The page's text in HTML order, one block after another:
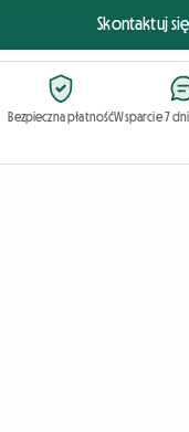
Skontaktuj
Bezpieczna płatnośćWsparcie 7